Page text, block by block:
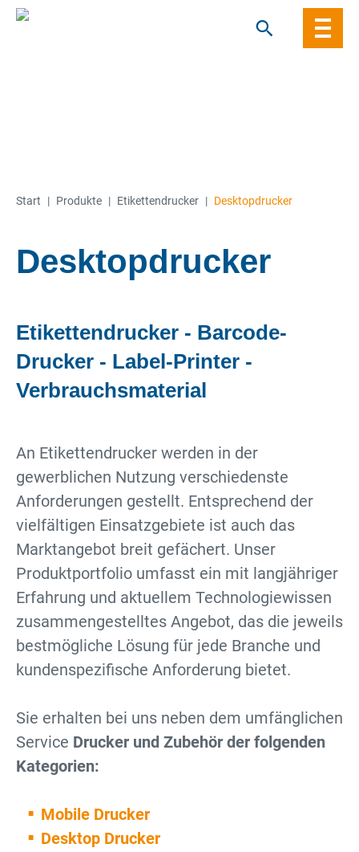
Start | Produkte | Etiketten­­drucker | Desktopdrucker
Desktopdrucker
Etikettendrucker - Barcode-
Drucker - Label-Printer -
Verbrauchsmaterial
An Etikettendrucker werden in der
gewerblichen Nutzung verschiedenste
Anforderungen gestellt. Entsprechend der
vielfältigen Einsatzgebiete ist auch das
Marktangebot breit gefächert. Unser
Produktportfolio umfasst ein mit langjähriger
Erfahrung und aktuellem Technologiewissen
zusammengestelltes Angebot, das die jeweils
bestmögliche Lösung für jede Branche und
kundenspezifische Anforderung bietet.
Sie erhalten bei uns neben dem umfänglichen
Service Drucker und Zubehör der folgenden
Kategorien:
Mobile Drucker
Desktop Drucker